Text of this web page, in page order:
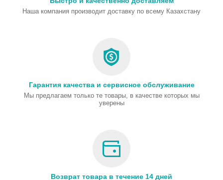
Наша компания производит доставку по всему Казахстану
Гарантия качества и сервисное обслуживание
Мы предлагаем только те товары, в качестве которых мы
уверены
Возврат товара в течение 14 дней